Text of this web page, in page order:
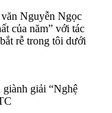
Nguyễn Ngọc
của năm” với tác
rễ trong tôi dưới
giải “Nghệ